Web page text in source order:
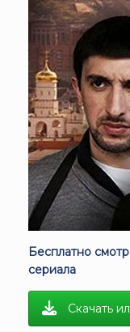
Бесплатно
сериала
Скачать